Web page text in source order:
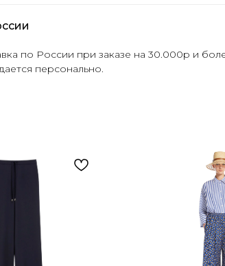
по России при заказе на 30.000р и
персонально.